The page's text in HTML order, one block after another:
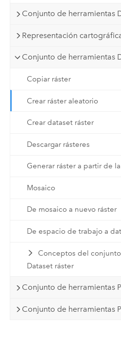
Conjunto de herramientas
Representación
Conjunto de herramientas
Copiar ráster
Crear ráster aleatorio
Crear dataset ráster
Descargar rásteres
Generar ráster a partir de
Mosaico
De mosaico a nuevo ráster
De espacio de trabajo a
Conceptos del
Dataset ráster
Conjunto de herramientas
Conjunto de herramientas